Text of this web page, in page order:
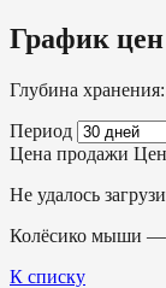
График цен
Глубина
Период
Цена продажи
Не удалось
Колёсико мыши —
К списку